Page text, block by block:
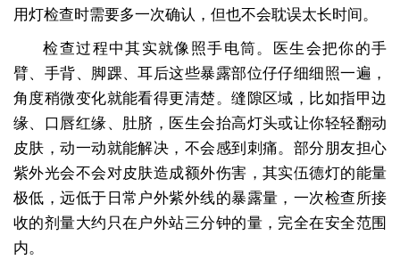
用灯检查时需要多一次确认，但也不会耽误太长时间。
检查过程中其实就像照手电筒。医生会把你的手
臂、手背、脚踝、耳后这些暴露部位仔仔细细照一遍，
角度稍微变化就能看得更清楚。缝隙区域，比如指甲边
缘、口唇红缘、肚脐，医生会抬高灯头或让你轻轻翻动
皮肤，动一动就能解决，不会感到刺痛。部分朋友担心
紫外光会不会对皮肤造成额外伤害，其实伍德灯的能量
极低，远低于日常户外紫外线的暴露量，一次检查所接
收的剂量大约只在户外站三分钟的量，完全在安全范围
内。